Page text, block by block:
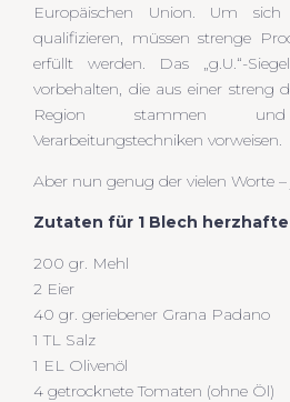
Europäischen Union. Um
qualifizieren, müssen strenge
erfüllt werden. Das „g.U.“-
vorbehalten, die aus einer streng
Region stammen und
Verarbeitungstechniken vorweisen.
Aber nun genug der vielen Worte –
Zutaten für 1 Blech
200 gr. Mehl
2 Eier
40 gr. geriebener Grana Padano
1 TL Salz
1 EL Olivenöl
4 getrocknete Tomaten (ohne Öl)